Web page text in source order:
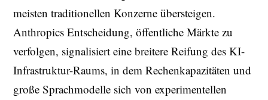
meisten traditionellen Konzerne übersteigen.
Anthropics Entscheidung, öffentliche Märkte zu
verfolgen, signalisiert eine breitere Reifung des KI-
Infrastruktur-Raums, in dem Rechenkapazitäten und
große Sprachmodelle sich von experimentellen